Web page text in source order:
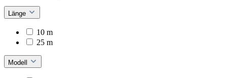
Länge
10 m
25 m
Modell